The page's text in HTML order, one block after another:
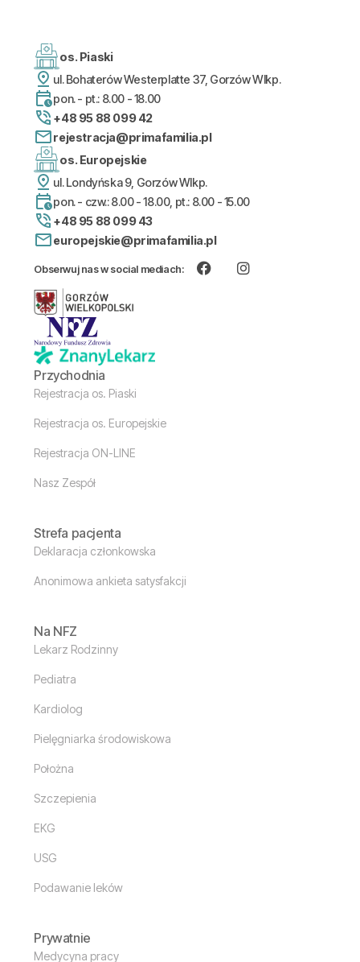
os. Piaski
ul. Bohaterów Westerplatte 37, Gorzów Wlkp.
pon. - pt.: 8.00 - 18.00
+48 95 88 099 42
rejestracja@primafamilia.pl
os. Europejskie
ul. Londyńska 9, Gorzów Wlkp.
pon. - czw.: 8.00 - 18.00, pt.: 8.00 - 15.00
+48 95 88 099 43
europejskie@primafamilia.pl
Obserwuj nas w social mediach:
Przychodnia
Rejestracja os. Piaski
Rejestracja os. Europejskie
Rejestracja ON-LINE
Nasz Zespół
Strefa pacjenta
Deklaracja członkowska
Anonimowa ankieta satysfakcji
Na NFZ
Lekarz Rodzinny
Pediatra
Kardiolog
Pielęgniarka środowiskowa
Położna
Szczepienia
EKG
USG
Podawanie leków
Prywatnie
Medycyna pracy